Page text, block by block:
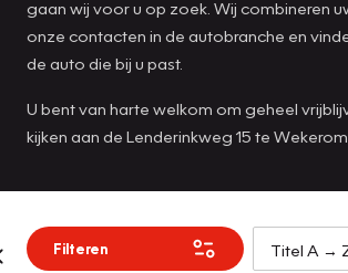
gaan wij voor u op zoek. Wij combineren
onze contacten in de autobranche en
de auto die bij u past.
U bent van harte welkom om geheel
kijken aan de Lenderinkweg 15 te Wekerom.
Filteren